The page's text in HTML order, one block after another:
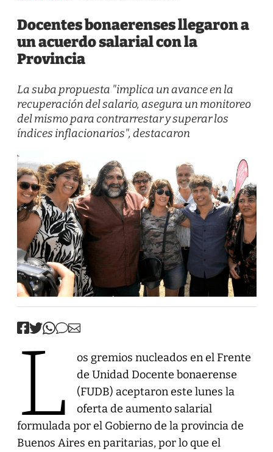
Docentes bonaerenses llegaron a
un acuerdo salarial con la
Provincia
La suba propuesta "implica un avance en la
recuperación del salario, asegura un monitoreo
del mismo para contrarrestar y superar los
índices inflacionarios", destacaron
L
os gremios nucleados en el Frente
de Unidad Docente bonaerense
(FUDB) aceptaron este lunes la
oferta de aumento salarial
formulada por el Gobierno de la provincia de
Buenos Aires en paritarias, por lo que el